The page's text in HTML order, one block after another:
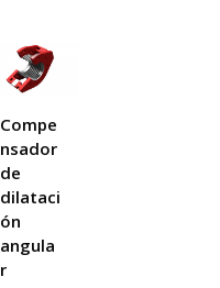
Compe
nsador
de
dilataci
ón
angula
r